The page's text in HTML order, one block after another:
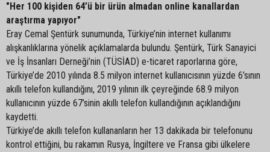
"Her 100 kişiden 64’ü bir ürün almadan online kanallardan
araştırma yapıyor"
Eray Cemal Şentürk sunumunda, Türkiye’nin internet kullanımı
alışkanlıklarına yönelik açıklamalarda bulundu. Şentürk, Türk Sanayici
ve İş İnsanları Derneği’nin (TÜSİAD) e-ticaret raporlarına göre,
Türkiye’de 2010 yılında 8.5 milyon internet kullanıcısının yüzde 6’sının
akıllı telefon kullandığını, 2019 yılının ilk çeyreğinde 68.9 milyon
kullanıcının yüzde 67’sinin akıllı telefon kullandığının açıklandığını
kaydetti.
Türkiye’de akıllı telefon kullananların her 13 dakikada bir telefonunu
kontrol ettiğini, bu rakamın Rusya, İngiltere ve Fransa gibi ülkelere